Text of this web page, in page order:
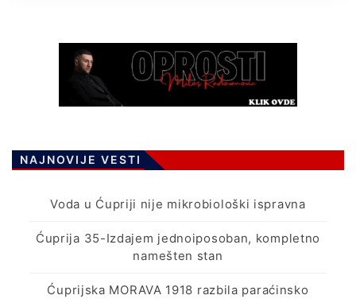
NAJNOVIJE VESTI
Voda u Ćupriji nije mikrobiološki ispravna
Ćuprija 35-Izdajem jednoiposoban, kompletno
namešten stan
Ćuprijska MORAVA 1918 razbila paraćinsko